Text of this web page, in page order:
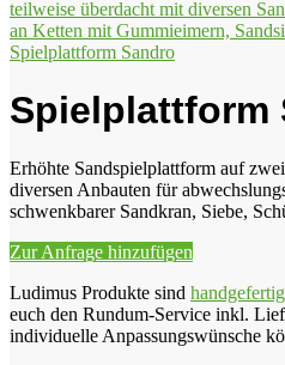
Spielplattform Sandro
Spielplattform
Erhöhte Sandspielplattform auf
diversen Anbauten für
schwenkbarer Sandkran, Siebe,
Zur Anfrage hinzufügen
Ludimus Produkte sind
euch den Rundum-Service inkl.
individuelle Anpassungswünsche